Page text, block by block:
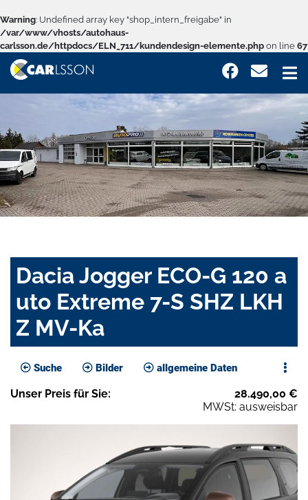
Warning: Undefined array key "shop_intern_freigabe" in
/var/www/vhosts/autohaus-
carlsson.de/httpdocs/ELN_711/kundendesign-elemente.php on line 67
Dacia Jogger ECO-G 120 a
uto Extreme 7-S SHZ LKH
Z MV-Ka
Suche Bilder allgemeine Daten
Unser Preis für Sie: 28.490,00 €
MWSt: ausweisbar